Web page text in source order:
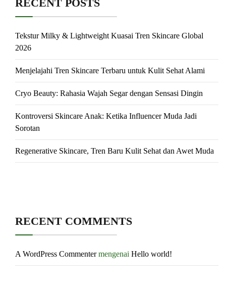
RECENT POSTS
Tekstur Milky & Lightweight Kuasai Tren Skincare Global
2026
Menjelajahi Tren Skincare Terbaru untuk Kulit Sehat Alami
Cryo Beauty: Rahasia Wajah Segar dengan Sensasi Dingin
Kontroversi Skincare Anak: Ketika Influencer Muda Jadi
Sorotan
Regenerative Skincare, Tren Baru Kulit Sehat dan Awet Muda
RECENT COMMENTS
A WordPress Commentermengenai Hello world!